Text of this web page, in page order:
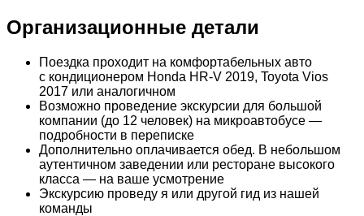
Организационные детали
Поездка проходит на комфортабельных авто
с кондиционером Honda HR-V 2019, Toyota Vios
2017 или аналогичном
Возможно проведение экскурсии для большой
компании (до 12 человек) на микроавтобусе —
подробности в переписке
Дополнительно оплачивается обед. В небольшом
аутентичном заведении или ресторане высокого
класса — на ваше усмотрение
Экскурсию проведу я или другой гид из нашей
команды